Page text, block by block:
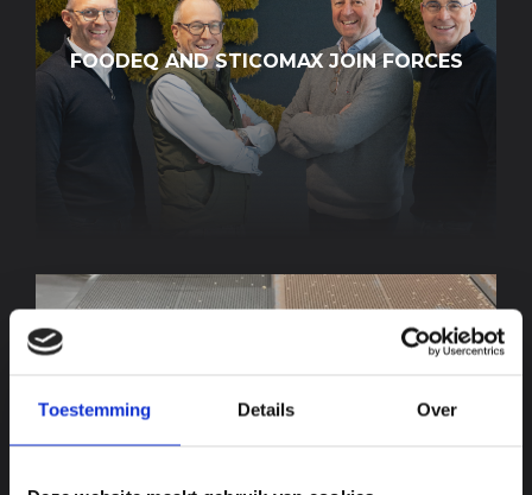
Toestemming Details Over
FOODEQ AND STICOMAX JOIN FORCES
SMOOTHER MEANS CLEANER